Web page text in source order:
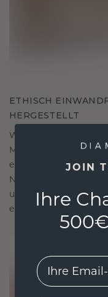
ETHISCH
HERGESTELLT
Wir wählen nur
Materialien und
erfahrenen
Nachhaltigkeit mit
und stellen so
ethisch wie
JOIN
Ihre
EMail